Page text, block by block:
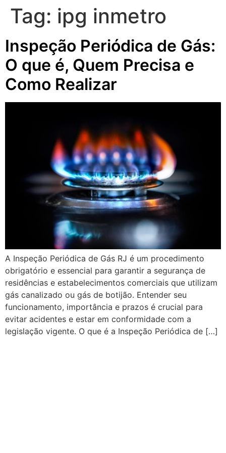
Tag: ipg inmetro
Inspeção Periódica de Gás:
O que é, Quem Precisa e
Como Realizar
A Inspeção Periódica de Gás RJ é um procedimento
obrigatório e essencial para garantir a segurança de
residências e estabelecimentos comerciais que utilizam
gás canalizado ou gás de botijão. Entender seu
funcionamento, importância e prazos é crucial para
evitar acidentes e estar em conformidade com a
legislação vigente. O que é a Inspeção Periódica de […]